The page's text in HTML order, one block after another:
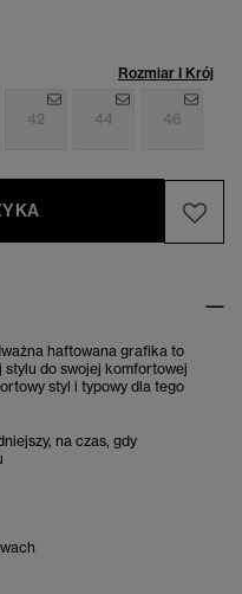
Rozmiar I Krój
42 44 46
haftowana grafika to
do swojej komfortowej
styl i typowy dla tego
na czas, gdy